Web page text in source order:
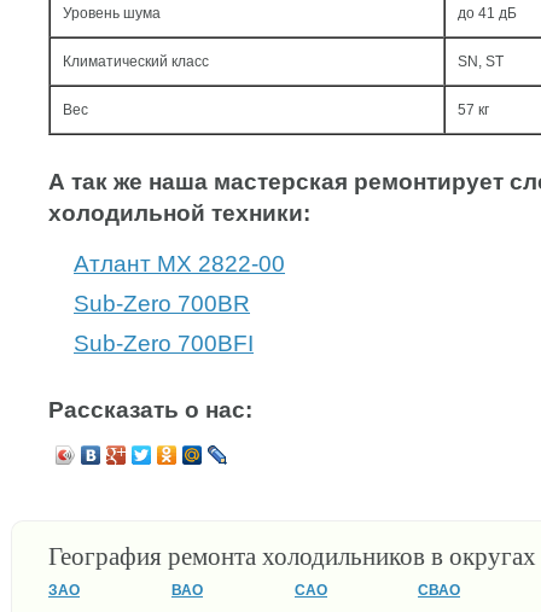
Уровень шума до 41 дБ
Климатический класс SN, ST
Вес 57 кг
А так же наша мастерская ремонтирует
холодильной техники:
Атлант МХ 2822-00
Sub-Zero 700BR
Sub-Zero 700BFI
Рассказать о нас:
География ремонта холодильников в
ЗАО ВАО САО СВАО